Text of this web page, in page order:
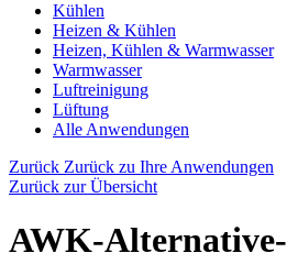
Kühlen
Heizen & Kühlen
Heizen, Kühlen & Warmwasser
Warmwasser
Luftreinigung
Lüftung
Alle Anwendungen
Zurück Zurück zu Ihre Anwendungen
Zurück zur Übersicht
AWK-Alternative-